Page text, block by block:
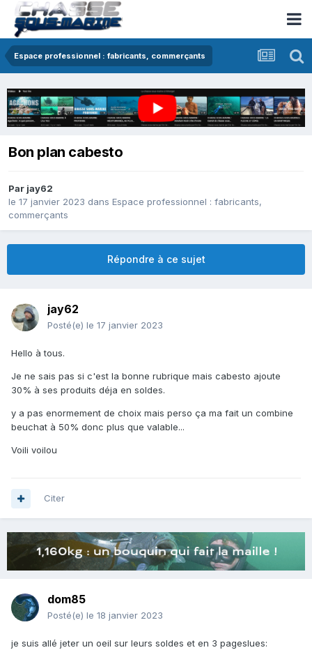
Espace professionnel : fabricants, commerçants
Bon plan cabesto
Par jay62
le 17 janvier 2023 dans Espace professionnel : fabricants,
commerçants
Répondre à ce sujet
jay62
Posté(e) le 17 janvier 2023
Hello à tous.
Je ne sais pas si c'est la bonne rubrique mais cabesto ajoute
30% à ses produits déja en soldes.
y a pas enormement de choix mais perso ça ma fait un combine
beuchat à 50% donc plus que valable...
Voili voilou
Citer
dom85
Posté(e) le 18 janvier 2023
je suis allé jeter un oeil sur leurs soldes et en 3 pageslues: